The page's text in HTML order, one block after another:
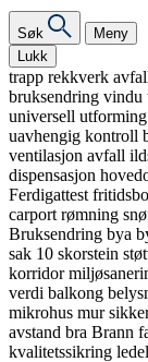
Søk
Meny
Lukk
trapp rekkverk
bruksendring vindu
universell utforming
uavhengig kontroll
ventilasjon avfall
dispensasjon
Ferdigattest
carport rømning
Bruksendring bya
sak 10 skorstein
korridor
verdi balkong
mikrohus mur
avstand bra Brann
kvalitetssikring